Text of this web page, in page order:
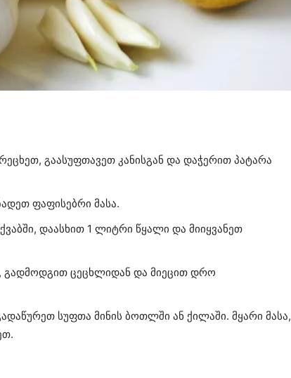
გაასუფთავეთ კანისგან და დაჭერით პატარა
ფაფისებრი მასა.
დაასხით 1 ლიტრი წყალი და მიიყვანეთ
გადმოდგით ცეცხლიდან და მიეცით დრო
სუფთა მინის ბოთლში ან ქილაში. მყარი მასა,